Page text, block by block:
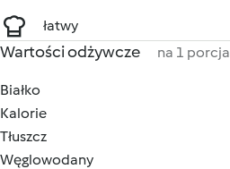
łatwy
Wartości odżywcze na 1 porcja
Białko
Kalorie
Tłuszcz
Węglowodany